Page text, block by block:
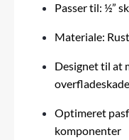
Passer til: ½”
Materiale:
Designet til at
Optimeret
komponenter